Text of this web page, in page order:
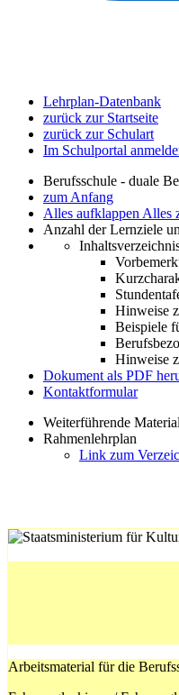
Lehrplan-Datenbank
zurück zur Startseite
zurück zur Schulart
Im Schulportal
Berufsschule - duale
zum Anfang
Alles aufklappen Alles
Anzahl der Lernziele
Hinweise
Beispiele
Hinweise
Dokument als PDF
Kontaktformular
Weiterführende
Rahmenlehrplan
Link zum
Arbeitsmaterial für die